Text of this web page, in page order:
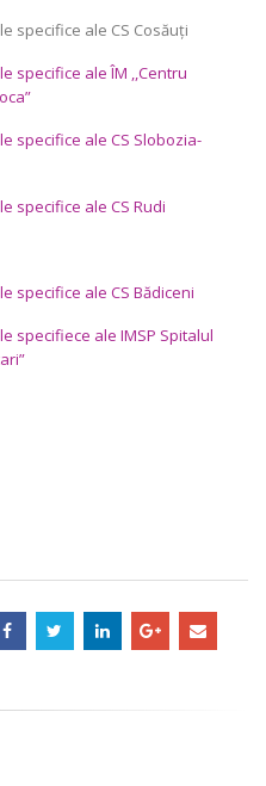
ale CS Cosăuți
specifice ale ÎM ,,Centru
specifice ale CS Slobozia-
specifice ale CS Rudi
specifice ale CS Bădiceni
specifiece ale IMSP Spitalul